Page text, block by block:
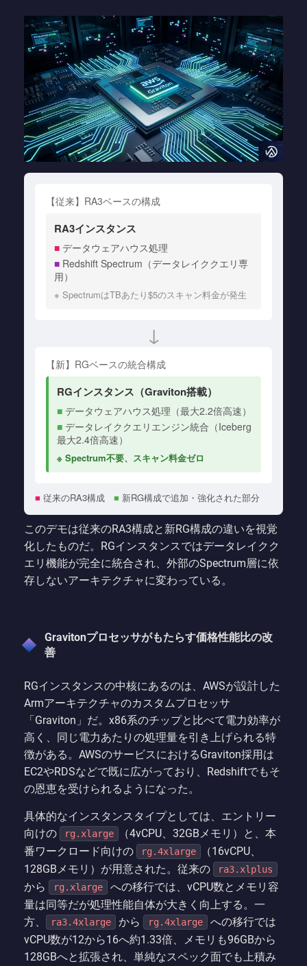
【従来】RA3ベースの構成
RA3インスタンス
■ データウェアハウス処理
■ Redshift Spectrum（データレイククエリ専
用）
※ SpectrumはTBあたり$5のスキャン料金が発生
↓
【新】RGベースの統合構成
RGインスタンス（Graviton搭載）
■ データウェアハウス処理（最大2.2倍高速）
■ データレイククエリエンジン統合（Iceberg
最大2.4倍高速）
※ Spectrum不要、スキャン料金ゼロ
■ 従来のRA3構成 ■ 新RG構成で追加・強化された部分
このデモは従来のRA3構成と新RG構成の違いを視覚
化したものだ。RGインスタンスではデータレイクク
エリ機能が完全に統合され、外部のSpectrum層に依
存しないアーキテクチャに変わっている。
Gravitonプロセッサがもたらす価格性能比の改
善
RGインスタンスの中核にあるのは、AWSが設計した
Armアーキテクチャのカスタムプロセッサ
「Graviton」だ。x86系のチップと比べて電力効率が
高く、同じ電力あたりの処理量を引き上げられる特
徴がある。AWSのサービスにおけるGraviton採用は
EC2やRDSなどで既に広がっており、Redshiftでもそ
の恩恵を受けられるようになった。
具体的なインスタンスタイプとしては、エントリー
向けの
rg.xlarge
（4vCPU、32GBメモリ）と、本
番ワークロード向けの
rg.4xlarge
（16vCPU、
128GBメモリ）が用意された。従来の
ra3.xlplus
から rg.xlarge
への移行では、vCPU数とメモリ容
量は同等だが処理性能自体が大きく向上する。一
方、
ra3.4xlarge から rg.4xlarge
への移行では
vCPU数が12から16へ約1.33倍、メモリも96GBから
128GBへと拡張され、単純なスペック面でも上積み